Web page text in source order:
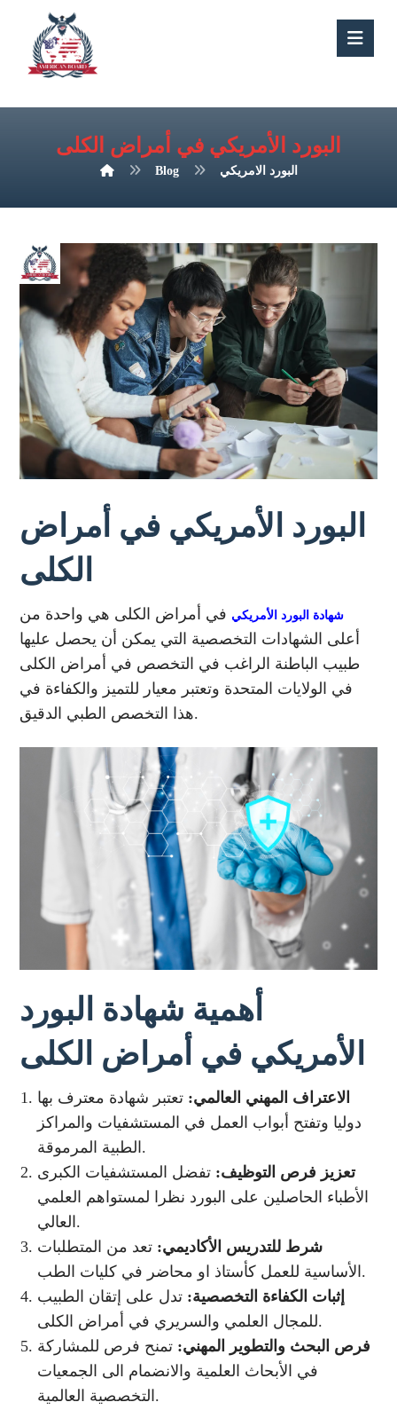
البورد الأمريكي في أمراض الكلى
Blog البورد الامريكي
البورد الأمريكي في أمراض
الكلى
شهادة البورد الأمريكي في أمراض الكلى هي واحدة من
أعلى الشهادات التخصصية التي يمكن أن يحصل عليها
طبيب الباطنة الراغب في التخصص في أمراض الكلى
في الولايات المتحدة وتعتبر معيار للتميز والكفاءة في
هذا التخصص الطبي الدقيق.
أهمية شهادة البورد
الأمريكي في أمراض الكلى
الاعتراف المهني العالمي: تعتبر شهادة معترف بها
دوليا وتفتح أبواب العمل في المستشفيات والمراكز
الطبية المرموقة.
تعزيز فرص التوظيف: تفضل المستشفيات الكبرى
الأطباء الحاصلين على البورد نظرا لمستواهم العلمي
العالي.
شرط للتدريس الأكاديمي: تعد من المتطلبات
الأساسية للعمل كأستاذ او محاضر في كليات الطب.
إثبات الكفاءة التخصصية: تدل على إتقان الطبيب
للمجال العلمي والسريري في أمراض الكلى.
فرص البحث والتطوير المهني: تمنح فرص للمشاركة
في الأبحاث العلمية والانضمام الى الجمعيات
التخصصية العالمية.